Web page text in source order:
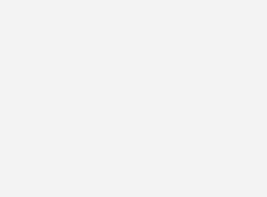
mit strukturierter
die sowohl Stil als
vereint.
Ihre persönlichen
und sorgt dafür, dass sie
Zustand bleiben.